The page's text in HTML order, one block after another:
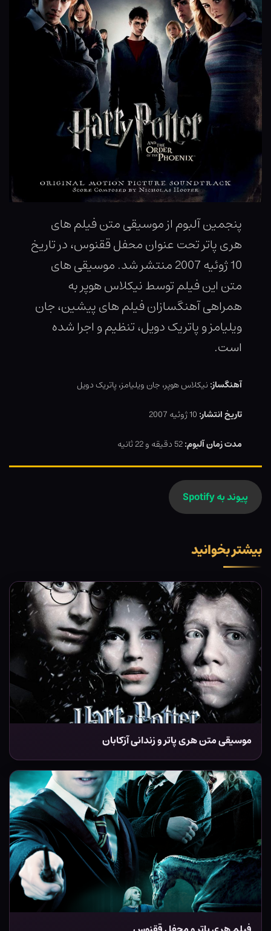
پنجمین آلبوم از موسیقی متن فیلم های
هری پاتر تحت عنوان محفل ققنوس، در تاریخ
10 ژوئیه 2007 منتشر شد. موسیقی های
متن این فیلم توسط نیکلاس هوپر به
همراهی آهنگسازان فیلم های پیشین، جان
ویلیامز و پاتریک دویل، تنظیم و اجرا شده
است.
آهنگساز:نیکلاس هوپر، جان ویلیامز، پاتریک دویل
تاریخ انتشار:
مدت زمان آلبوم:52 دقیقه و 22 ثانیه
پیوند به Spotify
بیشتر بخوانید
موسیقی متن هری پاتر و زندانی آزکابان